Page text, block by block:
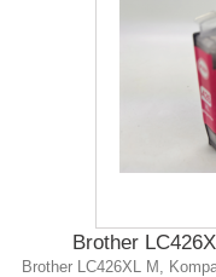
Brother
Brother LC426XL M,